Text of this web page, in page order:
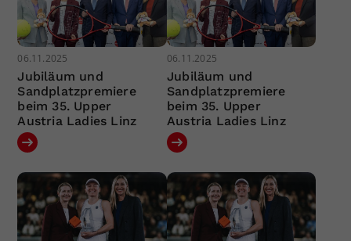
06.11.2025
Jubiläum und
Sandplatzpremiere
beim 35. Upper
Austria Ladies Linz
06.11.2025
Jubiläum und
Sandplatzpremiere
beim 35. Upper
Austria Ladies Linz